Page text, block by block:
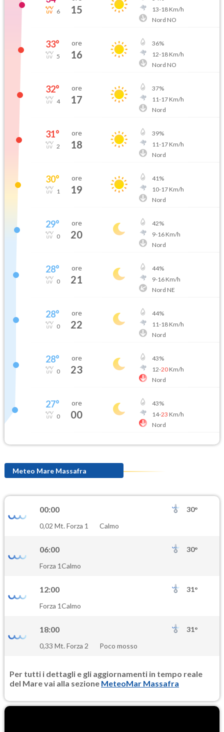
6 15
13-18Km/h
Nord NO
33°
5
ore
16
36%
12-18Km/h
Nord NO
32°
4
ore
17
37%
11-17Km/h
Nord
31°
2
ore
18
39%
11-17Km/h
Nord
30°
1
ore
19
41%
10-17Km/h
Nord
29°
0
ore
20
42%
9-16Km/h
Nord
28°
0
ore
21
44%
9-16Km/h
Nord NE
28°
0
ore
22
44%
11-18Km/h
Nord
28°
0
ore
23
43%
12-20Km/h
Nord
27°
0
ore
00
43%
14-23 Km/h
Nord
Meteo Mare Massafra
00:00
30°
0,02 Mt. Forza 1
Calmo
06:00
30°
Forza 1Calmo
12:00
31°
Forza 1Calmo
18:00
31°
0,33 Mt. Forza 2
Poco mosso
Per tutti i dettagli e gli aggiornamenti in tempo reale
del Mare vai alla sezione MeteoMar Massafra